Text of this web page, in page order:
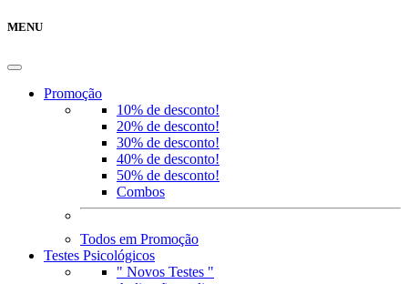
MENU
Promoção
10% de desconto!
20% de desconto!
30% de desconto!
40% de desconto!
50% de desconto!
Combos
Todos em Promoção
Testes Psicológicos
" Novos Testes "